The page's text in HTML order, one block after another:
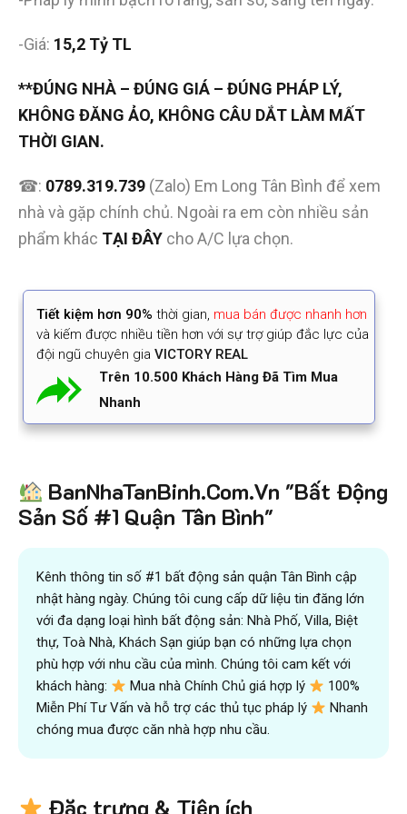
-Giá: 15,2 Tỷ TL
**ĐÚNG NHÀ – ĐÚNG GIÁ – ĐÚNG PHÁP LÝ,
KHÔNG ĐĂNG ẢO, KHÔNG CÂU DẮT LÀM MẤT
THỜI GIAN.
☎: 0789.319.739 (Zalo) Em Long Tân Bình để xem
nhà và gặp chính chủ. Ngoài ra em còn nhiều sản
phẩm khác TẠI ĐÂY cho A/C lựa chọn.
Tiết kiệm hơn 90% thời gian, mua bán được nhanh hơn
và kiếm được nhiều tiền hơn với sự trợ giúp đắc lực của
đội ngũ chuyên gia VICTORY REAL
Trên 10.500 Khách Hàng Đã Tìm Mua
Nhanh
BanNhaTanBinh.Com.Vn "Bất Động
Sản Số #1 Quận Tân Bình"
Kênh thông tin số #1 bất động sản quận Tân Bình cập
nhật hàng ngày. Chúng tôi cung cấp dữ liệu tin đăng lớn
với đa dạng loại hình bất động sản: Nhà Phố, Villa, Biệt
thự, Toà Nhà, Khách Sạn giúp bạn có những lựa chọn
phù hợp với nhu cầu của mình. Chúng tôi cam kết với
khách hàng:
Mua nhà Chính Chủ giá hợp lý
100%
Miễn Phí Tư Vấn và hỗ trợ các thủ tục pháp lý
Nhanh
chóng mua được căn nhà hợp nhu cầu.
Đặc trưng & Tiện ích